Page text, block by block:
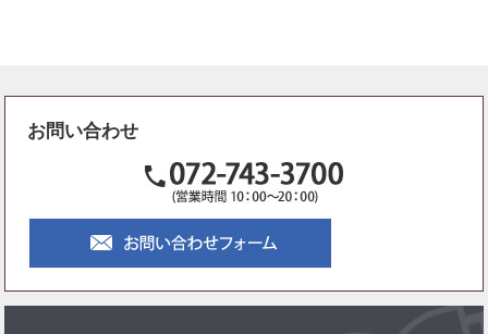
お問い合わせ